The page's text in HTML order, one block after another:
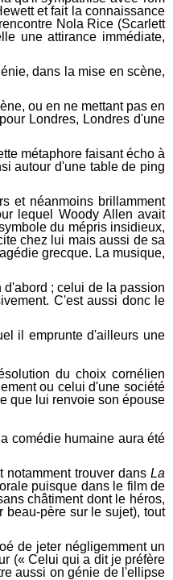
et fait la connaissance
Nola Rice (Scarlett
une attirance immédiate,
dans la mise en scène,
ou en ne mettant pas en
Londres, Londres d'une
métaphore faisant écho à
autour d'une table de ping
et néanmoins brillamment
lequel Woody Allen avait
du mépris insidieux,
chez lui mais aussi de sa
grecque. La musique,
; celui de la passion
C'est aussi donc le
il emprunte d'ailleurs une
du choix cornélien
ou celui d'une société
que lui renvoie son épouse
comédie humaine aura été
trouver dansLa
puisque dans le film de
châtiment dont le héros,
père sur le sujet), tout
de jeter négligemment un
(« Celui qui a dit je préfère
aussi on génie de l'ellipse